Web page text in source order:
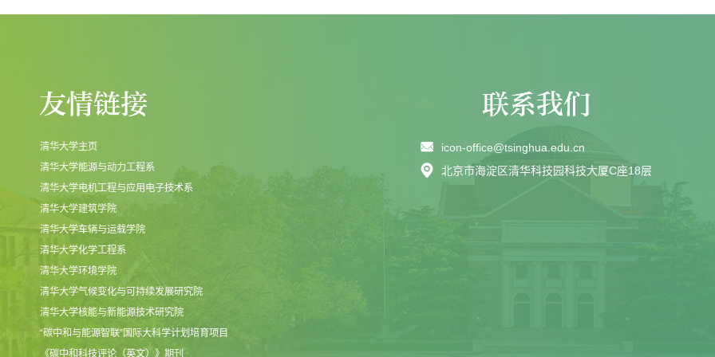
清华大学主页
清华大学能源与动力工程系
清华大学电机工程与应用电子技术系
清华大学建筑学院
清华大学车辆与运载学院
清华大学化学工程系
清华大学环境学院
清华大学气候变化与可持续发展研究院
清华大学核能与新能源技术研究院
“碳中和与能源智联”国际大科学计划培育项目
《碳中和科技评论（英文）》期刊
icon-office@tsinghua.edu.cn
北京市海淀区清华科技园科技大厦C座18层